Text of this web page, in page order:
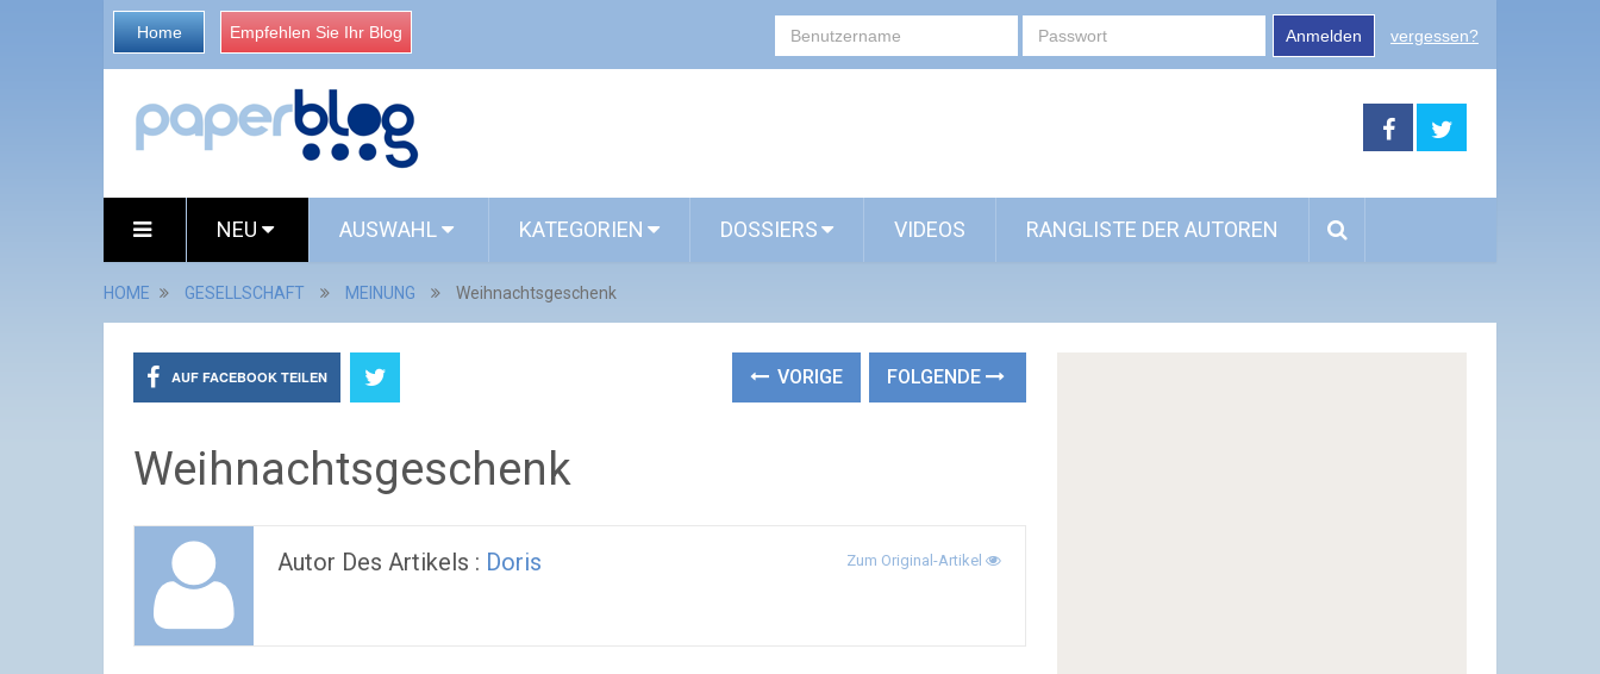
Home Empfehlen Sie Ihr Blog Anmelden vergessen?
NEU AUSWAHL KATEGORIEN DOSSIERS VIDEOS RANGLISTE DER AUTOREN
HOME GESELLSCHAFT MEINUNG Weihnachtsgeschenk
AUF FACEBOOK TEILEN VORIGE FOLGENDE
Weihnachtsgeschenk
Autor Des Artikels : Doris Zum Original-Artikel